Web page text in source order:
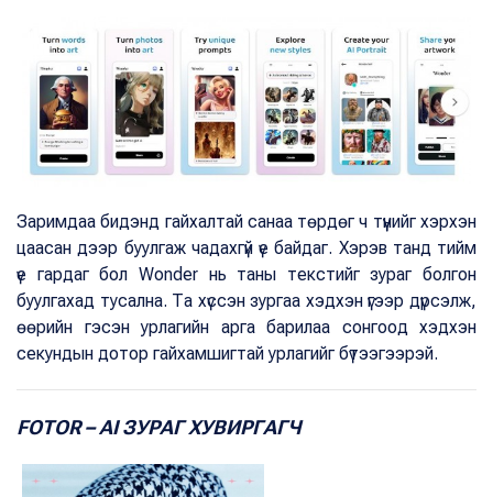
Заримдаа бидэнд гайхалтай санаа төрдөг ч түүнийг хэрхэн
цаасан дээр буулгаж чадахгүй үе байдаг. Хэрэв танд тийм
үе гардаг бол Wonder нь таны текстийг зураг болгон
буулгахад тусална. Та хүссэн зургаа хэдхэн үгээр дүрсэлж,
өөрийн гэсэн урлагийн арга барилаа сонгоод хэдхэн
секундын дотор гайхамшигтай урлагийг бүтээгээрэй.
FOTOR – AI ЗУРАГ ХУВИРГАГЧ